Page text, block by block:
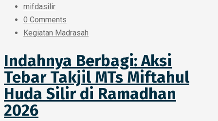
mifdasilir
0 Comments
Kegiatan Madrasah
Indahnya Berbagi: Aksi
Tebar Takjil MTs Miftahul
Huda Silir di Ramadhan
2026